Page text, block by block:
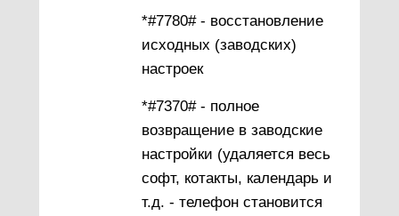
*#7780# - восстановление
исходных (заводских)
настроек
*#7370# - полное
возвращение в заводские
настройки (удаляется весь
софт, котакты, календарь и
т.д. - телефон становится